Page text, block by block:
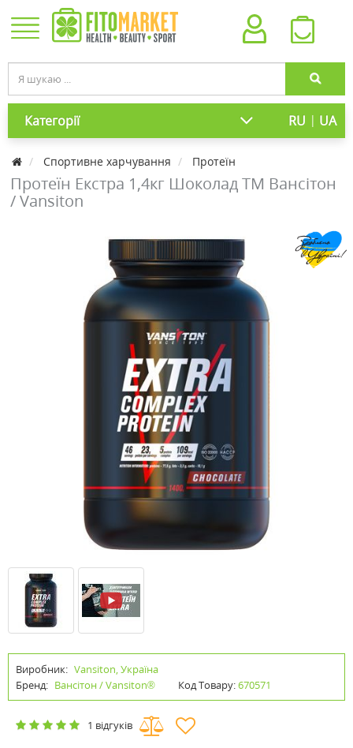
Категорії RU | UA
Cпортивне харчування Протеїн
Протеїн Екстра 1,4кг Шоколад ТМ Вансітон
/ Vansiton
Виробник: Vansiton, Україна
Бренд: Вансітон / Vansiton® Код Товару:670571
1 відгуків